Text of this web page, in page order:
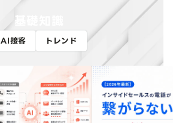
基礎知識
AI接客 トレンド